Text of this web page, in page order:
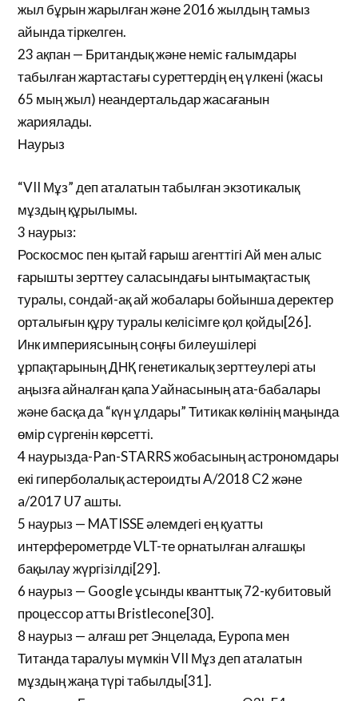
жыл бұрын жарылған және 2016 жылдың тамыз
айында тіркелген.
23 ақпан — Британдық және неміс ғалымдары
табылған жартастағы суреттердің ең үлкені (жасы
65 мың жыл) неандертальдар жасағанын
жариялады.
Наурыз
“VII Мұз” деп аталатын табылған экзотикалық
мұздың құрылымы.
3 наурыз:
Роскосмос пен қытай ғарыш агенттігі Ай мен алыс
ғарышты зерттеу саласындағы ынтымақтастық
туралы, сондай-ақ ай жобалары бойынша деректер
орталығын құру туралы келісімге қол қойды[26].
Инк империясының соңғы билеушілері
ұрпақтарының ДНҚ генетикалық зерттеулері аты
аңызға айналған қапа Уайнасының ата-бабалары
және басқа да “күн ұлдары” Титикак көлінің маңында
өмір сүргенін көрсетті.
4 наурызда-Pan-STARRS жобасының астрономдары
екі гиперболалық астероидты A/2018 C2 және
a/2017 U7 ашты.
5 наурыз — MATISSE әлемдегі ең қуатты
интерферометрде VLT-те орнатылған алғашқы
бақылау жүргізілді[29].
6 наурыз — Google ұсынды кванттық 72-кубитовый
процессор атты Bristlecone[30].
8 наурыз — алғаш рет Энцелада, Еуропа мен
Титанда таралуы мүмкін VII Мұз деп аталатын
мұздың жаңа түрі табылды[31].